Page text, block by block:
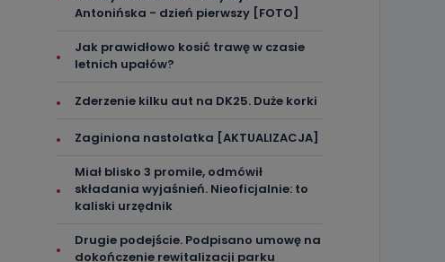
Antonińska - dzień pierwszy [FOTO]
Jak prawidłowo kosić trawę w czasie
letnich upałów?
Zderzenie kilku aut na DK25. Duże korki
Zaginiona nastolatka [AKTUALIZACJA]
Miał blisko 3 promile, odmówił
składania wyjaśnień. Nieoficjalnie: to
kaliski urzędnik
Drugie podejście. Podpisano umowę na
dokończenie rewitalizacji parku